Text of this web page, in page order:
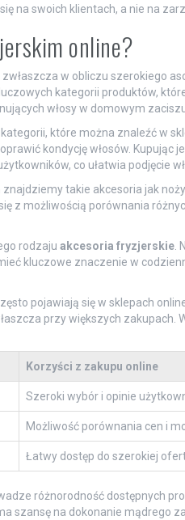
na swoich klientach, a nie na
online?
w obliczu szerokiego
kategorii produktów,
włosy w domowym
które można znaleźć w
kondycję włosów. Kupując
co ułatwia podjęcie
znajdziemy takie akcesoria jak
z możliwością porównania
rodzaju akcesoria fryzjerskie.
kluczowe znaczenie w
pojawiają się w sklepach
przy większych zakupach.
Korzyści z zakupu online
Szeroki wybór i opinie
Możliwość porównania cen i
Łatwy dostęp do szerokiej
różnorodność dostępnych
szansę na dokonanie mądrego